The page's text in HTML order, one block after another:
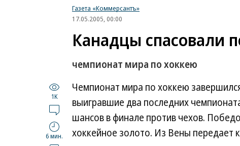
Газета «Коммерсантъ»
17.05.2005, 00:00
Канадцы спасовали
чемпионат мира по хоккею
1K
6 мин.
Чемпионат мира по хоккею
выигравшие два последних
шансов в финале против чехов.
хоккейное золото. Из Вены